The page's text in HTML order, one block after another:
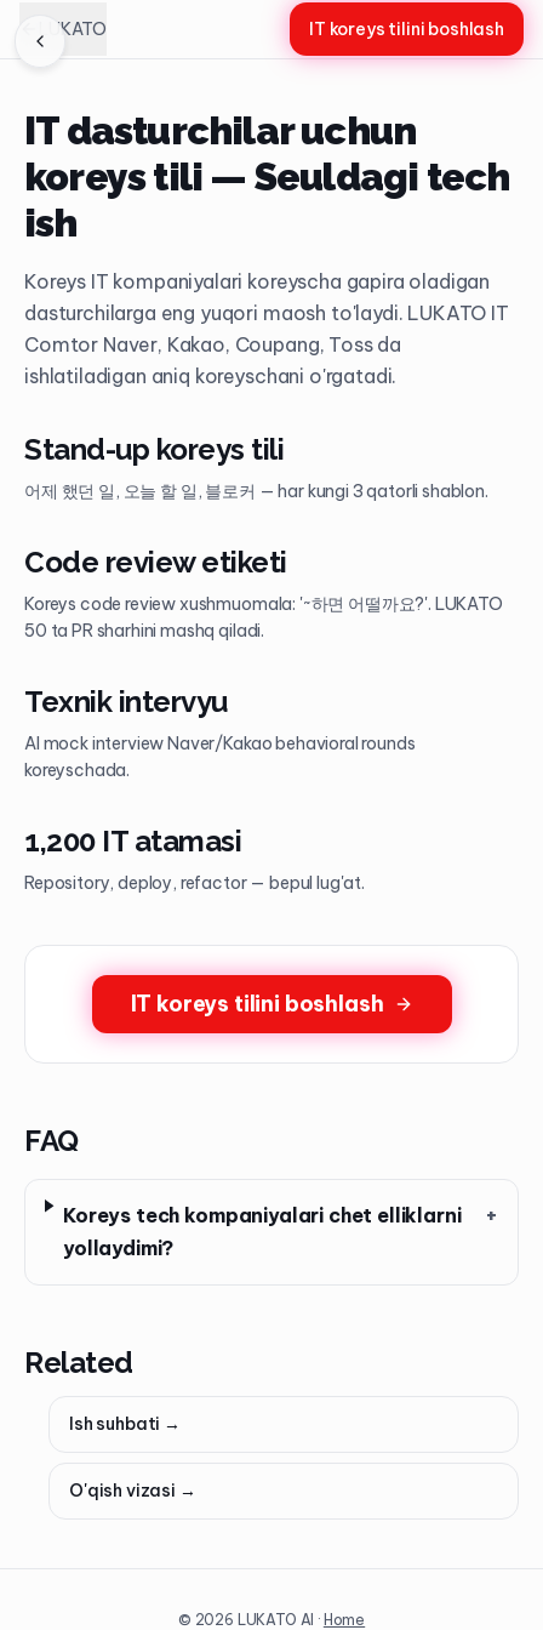
LUKATO IT koreys tilini boshlash
IT dasturchilar uchun
koreys tili — Seuldagi tech
ish
Koreys IT kompaniyalari koreyscha gapira oladigan
dasturchilarga eng yuqori maosh to'laydi. LUKATO IT
Comtor Naver, Kakao, Coupang, Toss da
ishlatiladigan aniq koreyschani o'rgatadi.
Stand-up koreys tili
어제 했던 일, 오늘 할 일, 블로커 — har kungi 3 qatorli shablon.
Code review etiketi
Koreys code review xushmuomala: '~하면 어떨까요?'. LUKATO
50 ta PR sharhini mashq qiladi.
Texnik intervyu
AI mock interview Naver/Kakao behavioral rounds
koreyschada.
1,200 IT atamasi
Repository, deploy, refactor — bepul lug'at.
IT koreys tilini boshlash
FAQ
Koreys tech kompaniyalari chet elliklarni
yollaydimi?
+
Related
Ish suhbati →
O'qish vizasi →
© 2026 LUKATO AI · Home